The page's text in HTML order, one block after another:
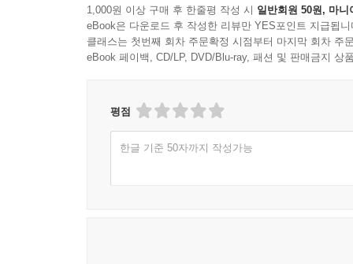
1,000원 이상 구매 후 한줄평 작성 시 일반회원 50원, 마니
eBook은 다운로드 후 작성한 리뷰만 YES포인트 지급됩니
클래스는 첫번째 회차 주문확정 시점부터 마지막 회차 주
eBook 페이백, CD/LP, DVD/Blu-ray, 패션 및 판매금지 상
평점
한글 기준 50자까지 작성가능